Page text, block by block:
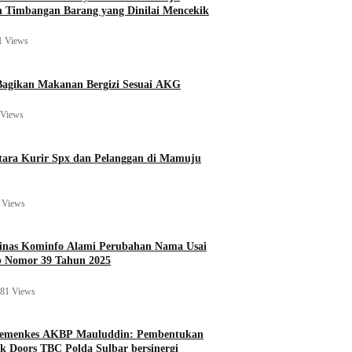
Barang yang Dinilai Mencekik
Views
Makanan Bergizi Sesuai AKG
Kurir Spx dan Pelanggan di Mamuju
Views
Kominfo Alami Perubahan Nama Usai
39 Tahun 2025
81 Views
AKBP Mauluddin: Pembentukan
Doors TBC Polda Sulbar bersinergi